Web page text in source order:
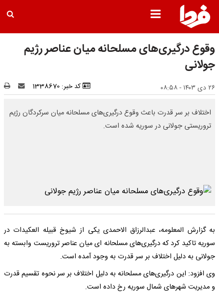
وقوع درگیری‌های مسلحانه میان عناصر رژیم
جولانی
۲۶ دی ۱۴۰۳ - ۰۸:۵۸ کد خبر: 1338670
اختلاف بر سر قدرت باعث وقوع درگیری‌های مسلحانه میان سرکردگان رژیم
تروریستی جولانی در سوریه شده است.
به گزارش المعلومه، عبدالرزاق الاحمدی یکی از شیوخ قبیله العکیدات در
سوریه تاکید کرد که درگیری‌های مسلحانه ای میان عناصر تروریست وابسته به
جولانی به دلیل اختلاف بر سر قدرت به وجود آمده است.
وی افزود: این درگیری‌های مسلحانه به دلیل اختلاف بر سر نحوه تقسیم قدرت
و مدیریت شهرهای شمال سوریه رخ داده است.